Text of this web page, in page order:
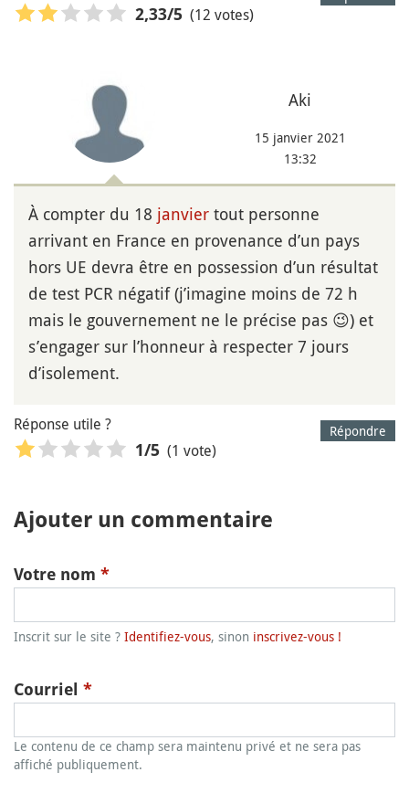
2,33/5 (12 votes)
Aki
15 janvier 2021
13:32
À compter du 18 janvier tout personne
arrivant en France en provenance d’un pays
hors UE devra être en possession d’un résultat
de test PCR négatif (j’imagine moins de 72 h
mais le gouvernement ne le précise pas 😉) et
s’engager sur l’honneur à respecter 7 jours
d’isolement.
Répondre
Réponse utile ?
1/5 (1 vote)
Ajouter un commentaire
Votre nom *
Inscrit sur le site ? Identifiez-vous, sinon inscrivez-vous !
Courriel *
Le contenu de ce champ sera maintenu privé et ne sera pas
affiché publiquement.